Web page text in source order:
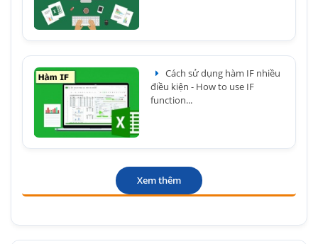
Cách sử dụng hàm IF nhiều
điều kiện - How to use IF
function...
Xem thêm